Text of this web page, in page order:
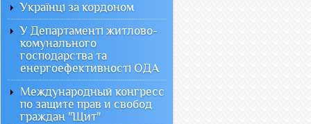
Українці за кордоном
У Департаменті житлово-
комунального
господарства та
енергоефективності ОДА
Международный конгресс
по защите прав и свобод
граждан "Щит"